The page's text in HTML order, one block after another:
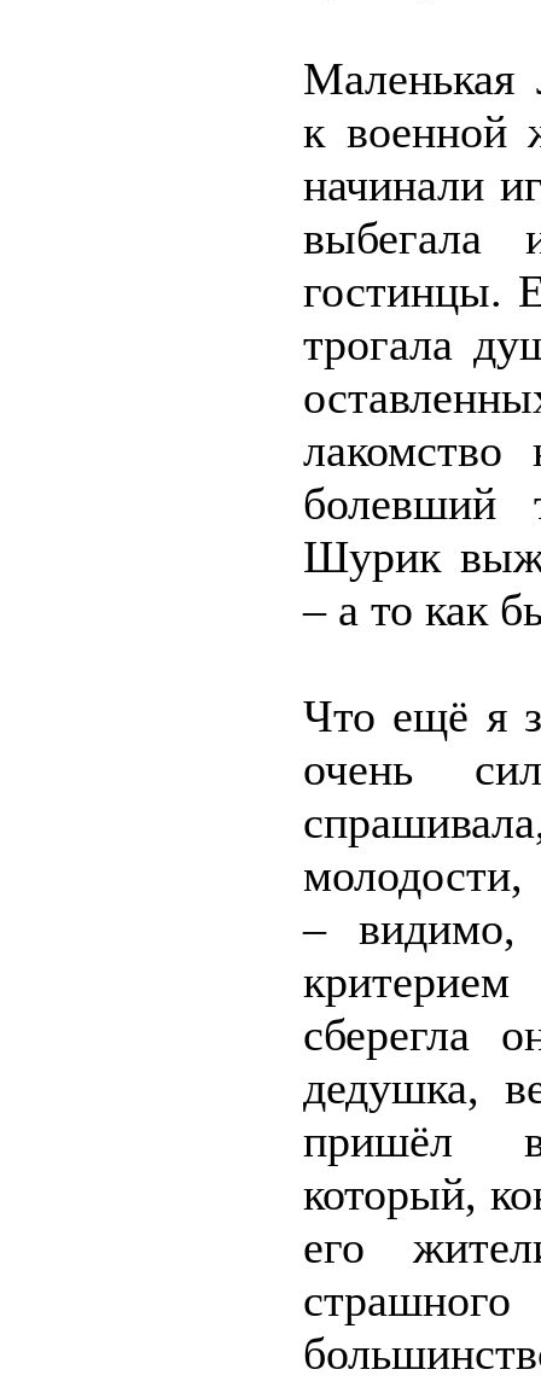
Маленькая
к военной
начинали
выбегала
гостинцы.
трогала
болевший
Шурик
– а то как
Что ещё я
очень
молодости,
– видимо,
сберегла
дедушка,
пришёл
который,
его